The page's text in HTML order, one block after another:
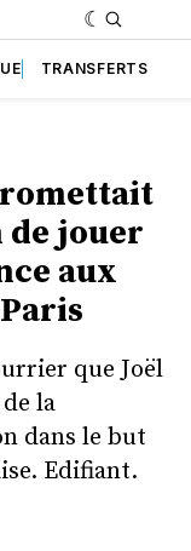
TRANSFERTS
de jouer
aux
que Joël
la
dans le but
Edifiant.